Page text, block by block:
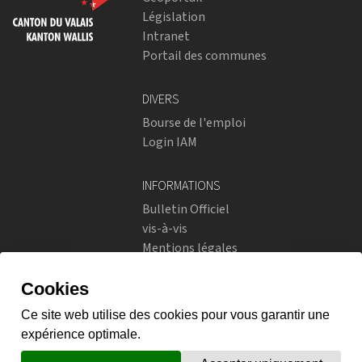
Législation
Intranet
Portail des communes
DIVERS
Bourse de l'emploi
Login IAM
INFORMATIONS
Bulletin Officiel
vis-à-vis
Mentions légales
Instagram